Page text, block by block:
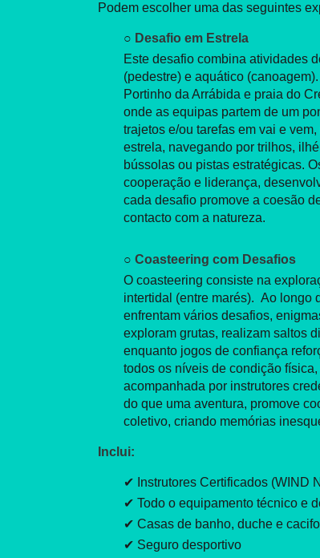
Podem escolher uma das seguintes
○ Desafio em Estrela
Este desafio combina atividades
(pedestre) e aquático
Portinho da Arrábida e praia do
onde as equipas partem de um
trajetos e/ou tarefas em vai e
estrela, navegando por trilhos,
bússolas ou pistas estratégicas.
cooperação e liderança,
cada desafio promove a coesão
contacto com a natureza.
○ Coasteering com Desafios
O coasteering consiste na
intertidal (entre marés). Ao longo
enfrentam vários desafios,
exploram grutas, realizam saltos
enquanto jogos de confiança
todos os níveis de condição
acompanhada por instrutores
do que uma aventura, promove
coletivo, criando memórias
Inclui:
✔ Instrutores Certificados (WIND
✔ Todo o equipamento técnico e
✔ Casas de banho, duche e
✔ Seguro desportivo